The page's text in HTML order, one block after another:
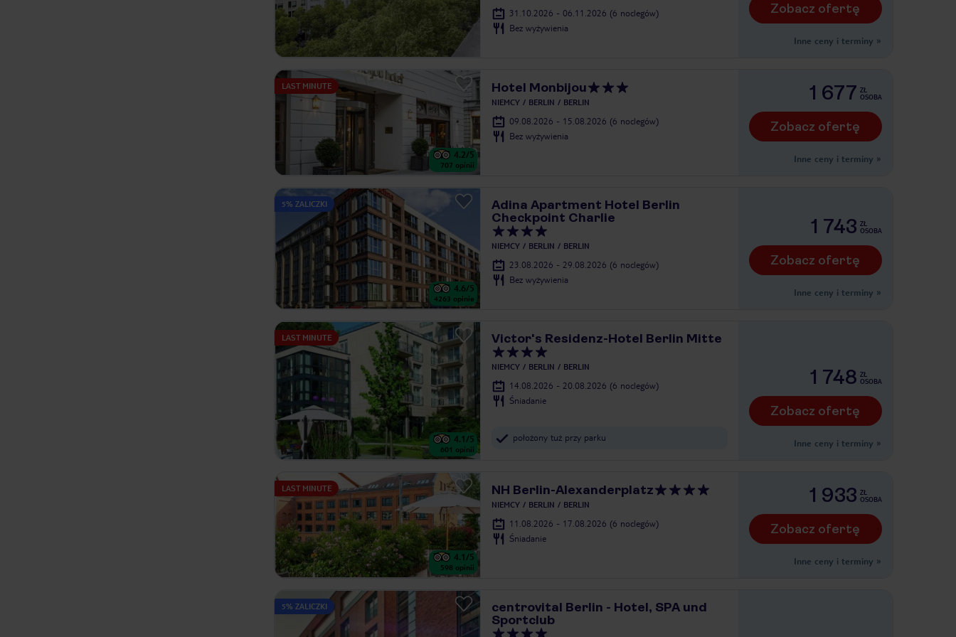
31.10.2026 - 06.11.2026 (6 noclegów)
Bez wyżywienia
Zobacz ofertę
Inne ceny i terminy »
LAST MINUTE
4.2/5
707 opinii
Hotel Monbijou
NIEMCY BERLIN BERLIN
09.08.2026 - 15.08.2026 (6 noclegów)
Bez wyżywienia
1 677 ZŁ
OSOBA
Zobacz ofertę
Inne ceny i terminy »
5% ZALICZKI
4.6/5
4263 opinie
Adina Apartment Hotel Berlin
Checkpoint Charlie
NIEMCY BERLIN BERLIN
23.08.2026 - 29.08.2026 (6 noclegów)
Bez wyżywienia
1 743 ZŁ
OSOBA
Zobacz ofertę
Inne ceny i terminy »
LAST MINUTE
4.1/5
601 opinii
Victor's Residenz-Hotel Berlin Mitte
NIEMCY BERLIN BERLIN
14.08.2026 - 20.08.2026 (6 noclegów)
Śniadanie
położony tuż przy parku
1 748 ZŁ
OSOBA
Zobacz ofertę
Inne ceny i terminy »
LAST MINUTE
4.1/5
598 opinii
NH Berlin-Alexanderplatz
NIEMCY BERLIN BERLIN
11.08.2026 - 17.08.2026 (6 noclegów)
Śniadanie
1 933 ZŁ
OSOBA
Zobacz ofertę
Inne ceny i terminy »
5% ZALICZKI
centrovital Berlin - Hotel, SPA und
Sportclub